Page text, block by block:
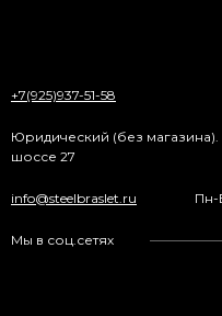
+7(925)937-51-58
Юридический (без
шоссе 27
info@steelbraslet.ru Пн-
Мы в соц.сетях